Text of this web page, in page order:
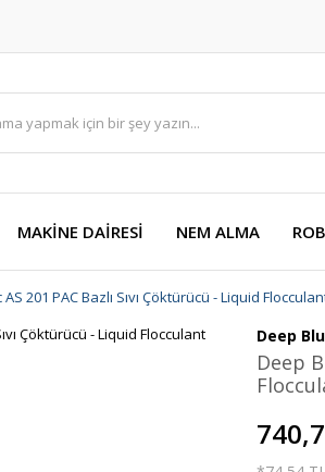
MAKİNE DAİRESİ NEM ALMA
201 PAC Bazlı Sıvı Çöktürücü - Liquid
Deep
Deep